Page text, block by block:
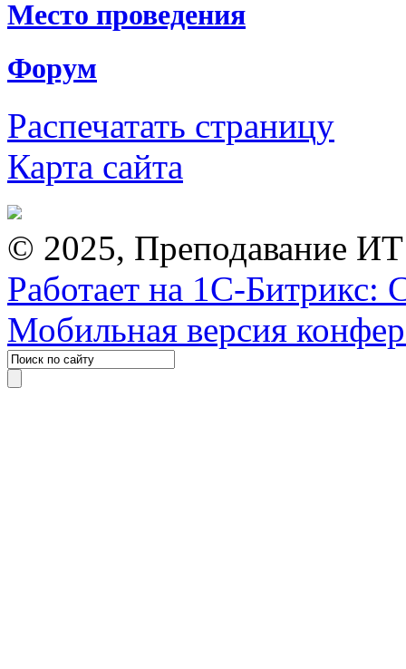
Место проведения
Форум
Распечатать страницу
Карта сайта
© 2025, Преподавание
Работает на 1С-Битрикс:
Мобильная версия